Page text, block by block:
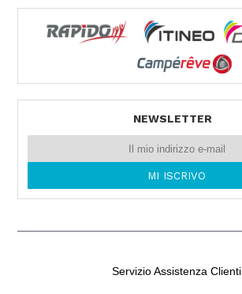
VEMACAR
Via Ammiraglio Persano 29
90142 PALERMO -
NEWSLETTER
Servizio Assistenza Clienti